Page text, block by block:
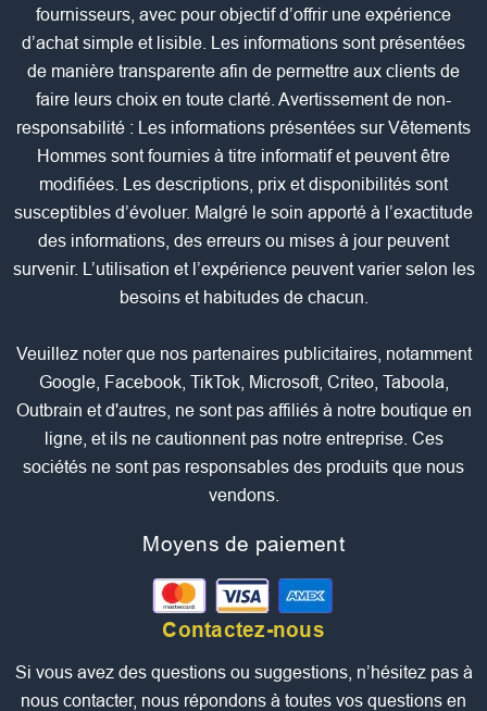
fournisseurs, avec pour objectif d’offrir une expérience
d’achat simple et lisible. Les informations sont présentées
de manière transparente afin de permettre aux clients de
faire leurs choix en toute clarté. Avertissement de non-
responsabilité : Les informations présentées sur Vêtements
Hommes sont fournies à titre informatif et peuvent être
modifiées. Les descriptions, prix et disponibilités sont
susceptibles d’évoluer. Malgré le soin apporté à l’exactitude
des informations, des erreurs ou mises à jour peuvent
survenir. L’utilisation et l’expérience peuvent varier selon les
besoins et habitudes de chacun.
Veuillez noter que nos partenaires publicitaires, notamment
Google, Facebook, TikTok, Microsoft, Criteo, Taboola,
Outbrain et d'autres, ne sont pas affiliés à notre boutique en
ligne, et ils ne cautionnent pas notre entreprise. Ces
sociétés ne sont pas responsables des produits que nous
vendons.
Moyens de paiement
Contactez-nous
Si vous avez des questions ou suggestions, n’hésitez pas à
nous contacter, nous répondons à toutes vos questions en